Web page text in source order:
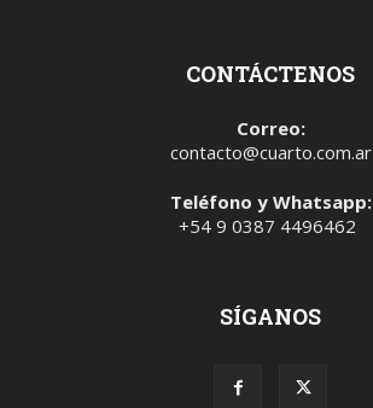
CONTÁCTENOS
Correo:
contacto@cuarto.com.ar
Teléfono y Whatsapp:
+54 9 0387 4496462
SÍGANOS